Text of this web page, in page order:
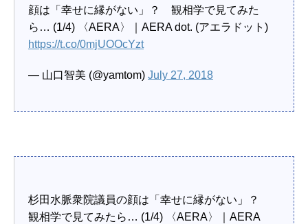
顔は「幸せに縁がない」？ 観相学で見てみた
ら… (1/4) 〈AERA〉｜AERA dot. (アエラドット)
https://t.co/0mjUOOcYzt
— 山口智美 (@yamtom) July 27, 2018
杉田水脈衆院議員の顔は「幸せに縁がない」？
観相学で見てみたら… (1/4) 〈AERA〉｜AERA